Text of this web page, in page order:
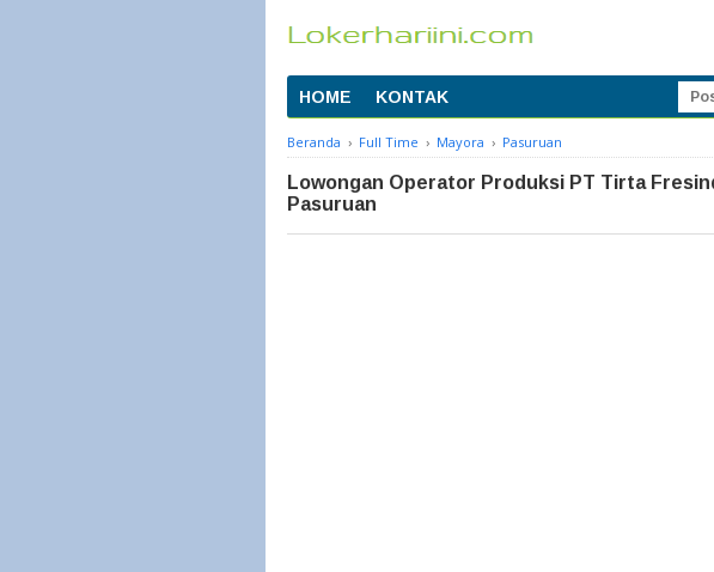
HOME KONTAK
Beranda › Full Time › Mayora › Pasuruan
Lowongan Operator Produksi PT Tirta
Pasuruan